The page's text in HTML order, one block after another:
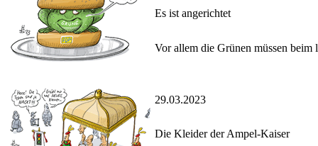
Es ist angerichtet
Vor allem die Grünen müssen beim
29.03.2023
Die Kleider der Ampel-Kaiser